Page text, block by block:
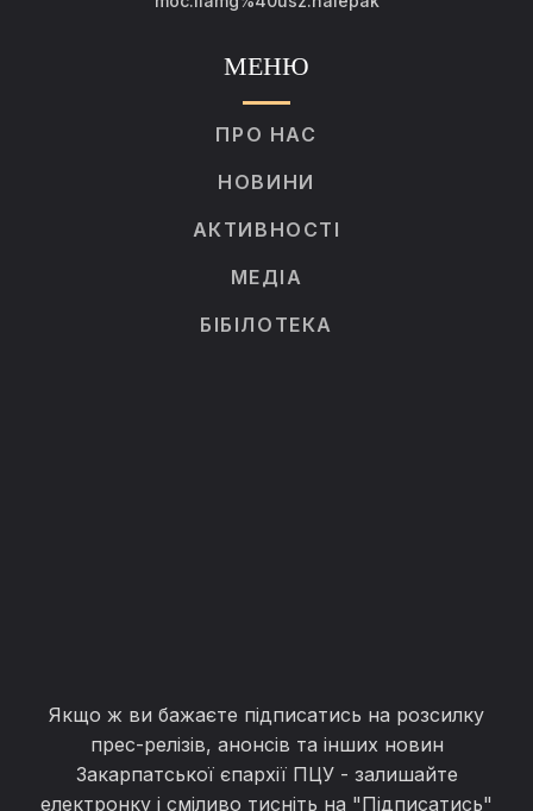
МЕНЮ
ПРО НАС
НОВИНИ
АКТИВНОСТІ
МЕДІА
БІБІЛОТЕКА
Якщо ж ви бажаєте підписатись на розсилку
прес-релізів, анонсів та інших новин
Закарпатської єпархії ПЦУ - залишайте
електронку і сміливо тисніть на "Підписатись"